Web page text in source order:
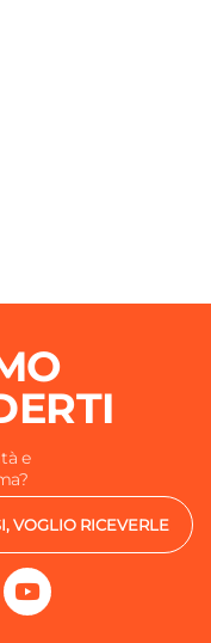
e
VOGLIO RICEVERLE